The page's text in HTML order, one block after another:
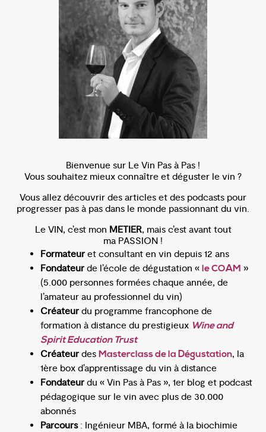
Bienvenue sur Le Vin Pas à Pas !
Vous souhaitez mieux connaître et déguster le vin ?
Vous allez découvrir des articles et des podcasts pour
progresser pas à pas dans le monde passionnant du vin.
Le VIN, c’est mon METIER, mais c’est avant tout
ma PASSION !
Formateur et consultant en vin depuis 12 ans
Fondateur de l’école de dégustation « le COAM »
(5.000 personnes formées chaque année, de
l’amateur au professionnel du vin)
Créateur du programme francophone de
formation à distance du prestigieux Wine and
Spirit Education Trust
Créateur des Masterclass de la Dégustation, la
1ère box d’apprentissage du vin à distance
Fondateur du « Vin Pas à Pas », 1er blog et podcast
pédagogique sur le vin avec plus de 30.000
abonnés
Parcours : Ingénieur MBA, formé à la biochimie